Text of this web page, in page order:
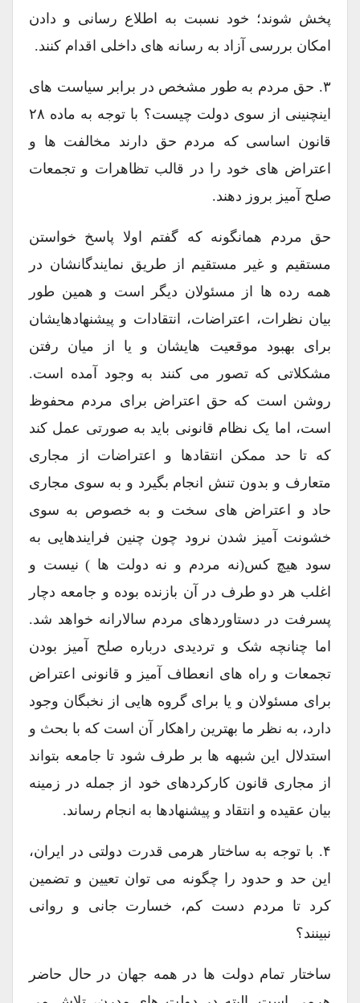
پخش شوند؛ خود نسبت به اطلاع رسانی و دادن
امکان بررسی آزاد به رسانه های داخلی اقدام کنند.
۳. حق مردم به طور مشخص در برابر سیاست های
اینچنینی از سوی دولت چیست؟ با توجه به ماده ۲۸
قانون اساسی که مردم حق دارند مخالفت ها و
اعتراض های خود را در قالب تظاهرات و تجمعات
صلح آمیز بروز دهند.
حق مردم همانگونه که گفتم اولا پاسخ خواستن
مستقیم و غیر مستقیم از طریق نمایندگانشان در
همه رده ها از مسئولان دیگر است و همین طور
بیان نظرات، اعتراضات، انتقادات و پیشنهادهایشان
برای بهبود موقعیت هایشان و یا از میان رفتن
مشکلاتی که تصور می کنند به وجود آمده است.
روشن است که حق اعتراض برای مردم محفوظ
است، اما یک نظام قانونی باید به صورتی عمل کند
که تا حد ممکن انتقادها و اعتراضات از مجاری
متعارف و بدون تنش انجام بگیرد و به سوی مجاری
حاد و اعتراض های سخت و به خصوص به سوی
خشونت آمیز شدن نرود چون چنین فرایندهایی به
سود هیچ کس(نه مردم و نه دولت ها ) نیست و
اغلب هر دو طرف در آن بازنده بوده و جامعه دچار
پسرفت در دستاوردهای مردم سالارانه خواهد شد.
اما چنانچه شک و تردیدی درباره صلح آمیز بودن
تجمعات و راه های انعطاف آمیز و قانونی اعتراض
برای مسئولان و یا برای گروه هایی از نخبگان وجود
دارد، به نظر ما بهترین راهکار آن است که با بحث و
استدلال این شبهه ها بر طرف شود تا جامعه بتواند
از مجاری قانون کارکردهای خود از جمله در زمینه
بیان عقیده و انتقاد و پیشنهادها به انجام رساند.
۴. با توجه به ساختار هرمی قدرت دولتی در ایران،
این حد و حدود را چگونه می توان تعیین و تضمین
کرد تا مردم دست کم، خسارت جانی و روانی
نبینند؟
ساختار تمام دولت ها در همه جهان در حال حاضر